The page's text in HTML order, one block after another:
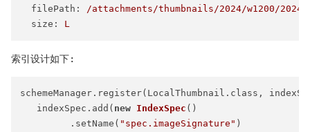
filePath:
/attachments/thumbnails/2024/w1200/
size:
L
索引设计如下:
schemeManager.register(LocalThumbnail.class,
   indexSpec.add(
new IndexSpec ()
         .setName(
"spec.imageSignature" )